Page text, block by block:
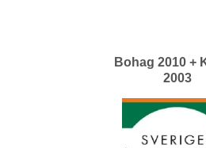
Bohag 2010 +
2003